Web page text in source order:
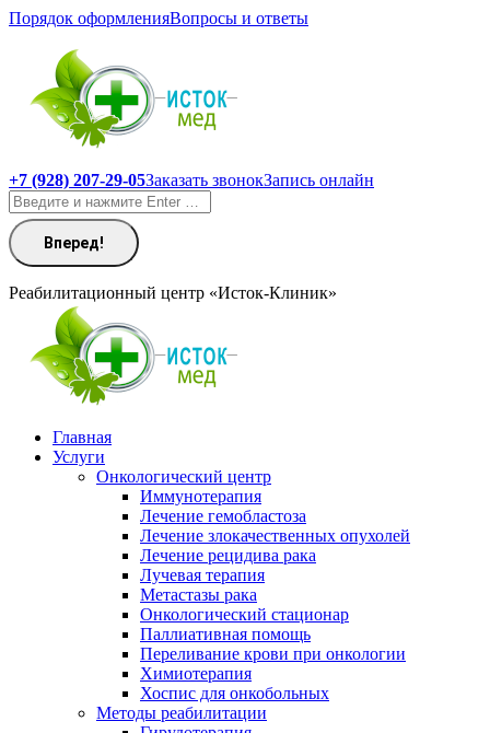
Перейти
содержанию
Порядок оформленияВопросы и ответы
+7 (928) 207-29-05Заказать звонокЗапись онлайн
Поиск:
Реабилитационный центр «Исток-Клиник»
Главная
Услуги
Онкологический центр
Иммунотерапия
Лечение гемобластоза
Лечение злокачественных опухолей
Лечение рецидива рака
Лучевая терапия
Метастазы рака
Онкологический стационар
Паллиативная помощь
Переливание крови при онкологии
Химиотерапия
Хоспис для онкобольных
Методы реабилитации